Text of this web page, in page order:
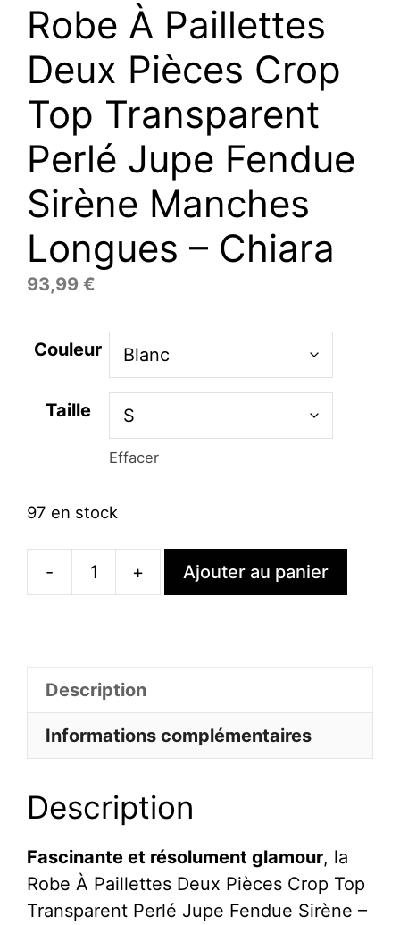
Robe À Paillettes
Deux Pièces Crop
Top Transparent
Perlé Jupe Fendue
Sirène Manches
Longues – Chiara
93,99 €
Couleur
Taille
Effacer
97 en stock
-
quantité
Deux
Pièces
Top
Transparent
Perlé
Jupe
Fendue
+ Ajouter au panier
Description
Informations complémentaires
Description
Fascinante et résolument glamour, la
Robe À Paillettes Deux Pièces Crop Top
Transparent Perlé Jupe Fendue Sirène –